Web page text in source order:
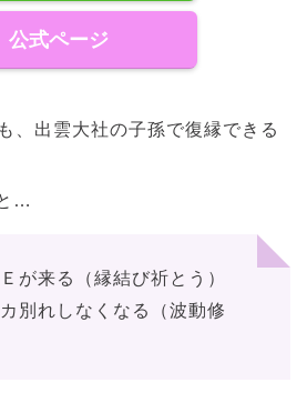
公式ページ
、出雲大社の子孫で復縁できる
…
が来る（縁結び祈とう）
別れしなくなる（波動修